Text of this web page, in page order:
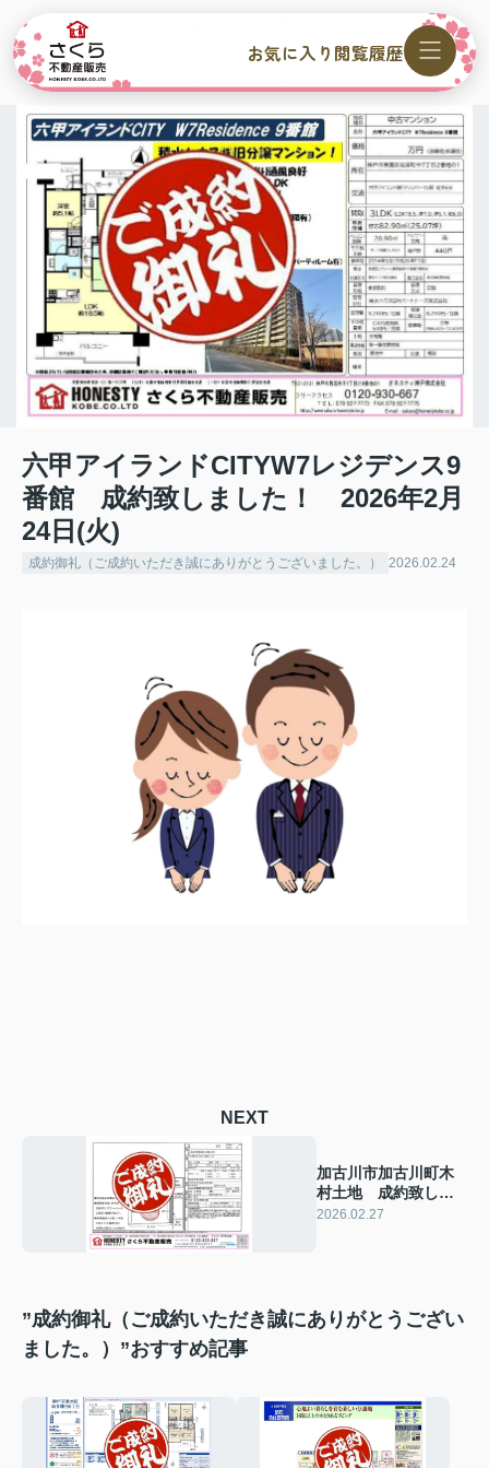
お気に入り 閲覧履歴
六甲アイランドCITYW7レジデンス9
番館 成約致しました！ 2026年2月
24日(火)
成約御礼（ご成約いただき誠にありがとうございました。） 2026.02.24
NEXT
加古川市加古川町木
村土地 成約致しま
した！ 2026年2月
2026.02.27
”成約御礼（ご成約いただき誠にありがとうござい
ました。）”おすすめ記事